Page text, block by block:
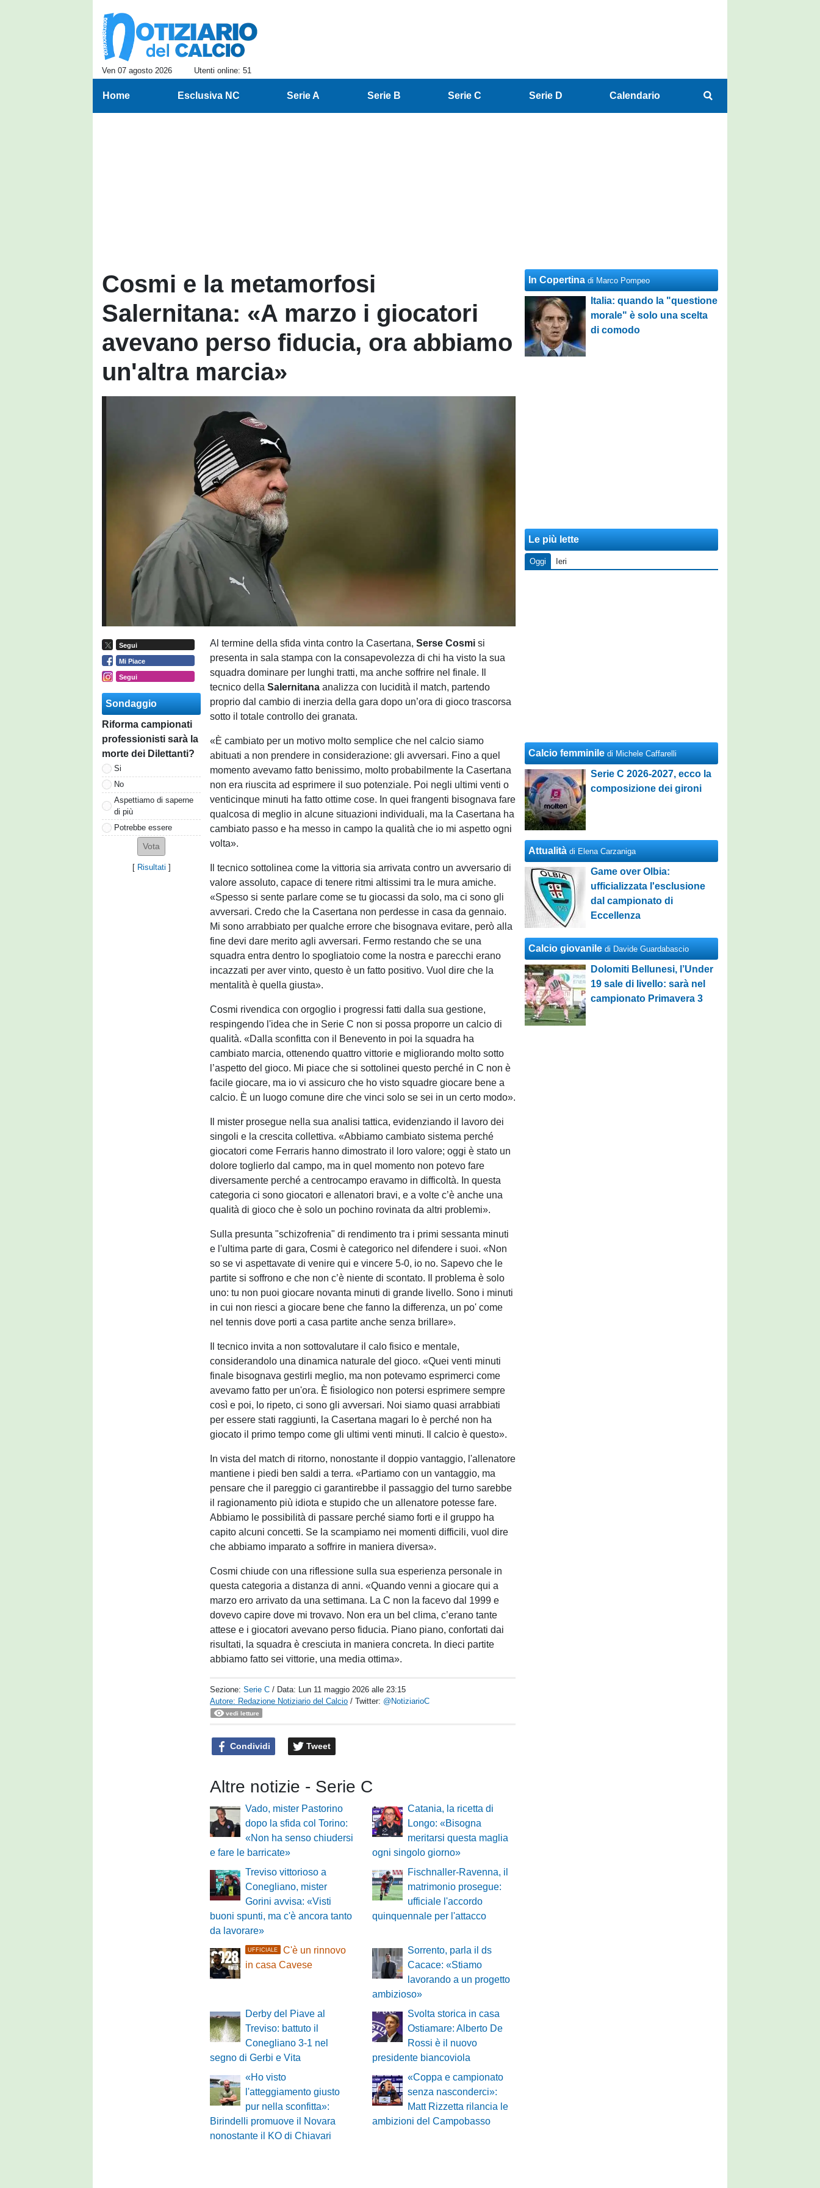
Ven 07 agosto 2026 Utenti online: 51
Home Esclusiva NC Serie A Serie B Serie C Serie D Calendario
Cosmi e la metamorfosi
Salernitana: «A marzo i giocatori
avevano perso fiducia, ora abbiamo
un'altra marcia»
Segui
Mi Piace
Segui
Sondaggio
Riforma campionati
professionisti sarà la
morte dei Dilettanti?
Si
No
Aspettiamo di saperne
di più
Potrebbe essere
[ Risultati ]
Al termine della sfida vinta contro la Casertana,Serse Cosmisi
presenta in sala stampa con la consapevolezza di chi ha visto la sua
squadra dominare per lunghi tratti, ma anche soffrire nel finale. Il
tecnico dellaSalernitanaanalizza con lucidità il match, partendo
proprio dal cambio di inerzia della gara dopo un’ora di gioco trascorsa
sotto il totale controllo dei granata.
«È cambiato per un motivo molto semplice che nel calcio siamo
abituati a non prendere in considerazione: gli avversari. Fino a quel
momento avevamo fatto benissimo, molto probabilmente la Casertana
non era riuscita ad esprimere il suo potenziale. Poi negli ultimi venti o
venticinque minuti ha fatto ottime cose. In quei frangenti bisognava fare
qualcosa di meglio in alcune situazioni individuali, ma la Casertana ha
cambiato passo e ha messo in campo la qualità che io mi aspetto ogni
volta».
Il tecnico sottolinea come la vittoria sia arrivata contro un avversario di
valore assoluto, capace di tenere ritmi altissimi tra le mura amiche.
«Spesso si sente parlare come se tu giocassi da solo, ma ci sono gli
avversari. Credo che la Casertana non perdesse in casa da gennaio.
Mi sono arrabbiato per qualche errore che bisognava evitare, però alla
fine devi dare merito agli avversari. Fermo restando che se una
squadra entra dentro lo spogliatoio come la nostra e parecchi erano
incazzati per aver vinto, questo è un fatto positivo. Vuol dire che la
mentalità è quella giusta».
Cosmi rivendica con orgoglio i progressi fatti dalla sua gestione,
respingendo l'idea che in Serie C non si possa proporre un calcio di
qualità. «Dalla sconfitta con il Benevento in poi la squadra ha
cambiato marcia, ottenendo quattro vittorie e migliorando molto sotto
l’aspetto del gioco. Mi piace che si sottolinei questo perché in C non è
facile giocare, ma io vi assicuro che ho visto squadre giocare bene a
calcio. È un luogo comune dire che vinci solo se sei in un certo modo».
Il mister prosegue nella sua analisi tattica, evidenziando il lavoro dei
singoli e la crescita collettiva. «Abbiamo cambiato sistema perché
giocatori come Ferraris hanno dimostrato il loro valore; oggi è stato un
dolore toglierlo dal campo, ma in quel momento non potevo fare
diversamente perché a centrocampo eravamo in difficoltà. In questa
categoria ci sono giocatori e allenatori bravi, e a volte c’è anche una
qualità di gioco che è solo un pochino rovinata da altri problemi».
Sulla presunta "schizofrenia" di rendimento tra i primi sessanta minuti
e l'ultima parte di gara, Cosmi è categorico nel difendere i suoi. «Non
so se vi aspettavate di venire qui e vincere 5-0, io no. Sapevo che le
partite si soffrono e che non c’è niente di scontato. Il problema è solo
uno: tu non puoi giocare novanta minuti di grande livello. Sono i minuti
in cui non riesci a giocare bene che fanno la differenza, un po' come
nel tennis dove porti a casa partite anche senza brillare».
Il tecnico invita a non sottovalutare il calo fisico e mentale,
considerandolo una dinamica naturale del gioco. «Quei venti minuti
finale bisognava gestirli meglio, ma non potevamo esprimerci come
avevamo fatto per un'ora. È fisiologico non potersi esprimere sempre
così e poi, lo ripeto, ci sono gli avversari. Noi siamo quasi arrabbiati
per essere stati raggiunti, la Casertana magari lo è perché non ha
giocato il primo tempo come gli ultimi venti minuti. Il calcio è questo».
In vista del match di ritorno, nonostante il doppio vantaggio, l'allenatore
mantiene i piedi ben saldi a terra. «Partiamo con un vantaggio, ma
pensare che il pareggio ci garantirebbe il passaggio del turno sarebbe
il ragionamento più idiota e stupido che un allenatore potesse fare.
Abbiamo le possibilità di passare perché siamo forti e il gruppo ha
capito alcuni concetti. Se la scampiamo nei momenti difficili, vuol dire
che abbiamo imparato a soffrire in maniera diversa».
Cosmi chiude con una riflessione sulla sua esperienza personale in
questa categoria a distanza di anni. «Quando venni a giocare qui a
marzo ero arrivato da una settimana. La C non la facevo dal 1999 e
dovevo capire dove mi trovavo. Non era un bel clima, c’erano tante
attese e i giocatori avevano perso fiducia. Piano piano, confortati dai
risultati, la squadra è cresciuta in maniera concreta. In dieci partite
abbiamo fatto sei vittorie, una media ottima».
Sezione:Serie C / Data: Lun 11 maggio 2026 alle 23:15
Autore: Redazione Notiziario del Calcio / Twitter: @NotiziarioC
vedi letture
Condividi Tweet
Altre notizie - Serie C
Vado, mister Pastorino
dopo la sfida col Torino:
«Non ha senso chiudersi
e fare le barricate»
Catania, la ricetta di
Longo: «Bisogna
meritarsi questa maglia
ogni singolo giorno»
Treviso vittorioso a
Conegliano, mister
Gorini avvisa: «Visti
buoni spunti, ma c'è ancora tanto
da lavorare»
Fischnaller-Ravenna, il
matrimonio prosegue:
ufficiale l'accordo
quinquennale per l'attacco
UFFICIALE
C'è un rinnovo
in casa Cavese
Sorrento, parla il ds
Cacace: «Stiamo
lavorando a un progetto
ambizioso»
Derby del Piave al
Treviso: battuto il
Conegliano 3-1 nel
segno di Gerbi e Vita
Svolta storica in casa
Ostiamare: Alberto De
Rossi è il nuovo
presidente biancoviola
«Ho visto
l'atteggiamento giusto
pur nella sconfitta»:
Birindelli promuove il Novara
nonostante il KO di Chiavari
«Coppa e campionato
senza nasconderci»:
Matt Rizzetta rilancia le
ambizioni del Campobasso
In Copertina di Marco Pompeo
Italia: quando la "questione
morale" è solo una scelta
di comodo
Le più lette
Oggi Ieri
Calcio femminile di Michele Caffarelli
Serie C 2026-2027, ecco la
composizione dei gironi
Attualità di Elena Carzaniga
Game over Olbia:
ufficializzata l'esclusione
dal campionato di
Eccellenza
Calcio giovanile di Davide Guardabascio
Dolomiti Bellunesi, l’Under
19 sale di livello: sarà nel
campionato Primavera 3